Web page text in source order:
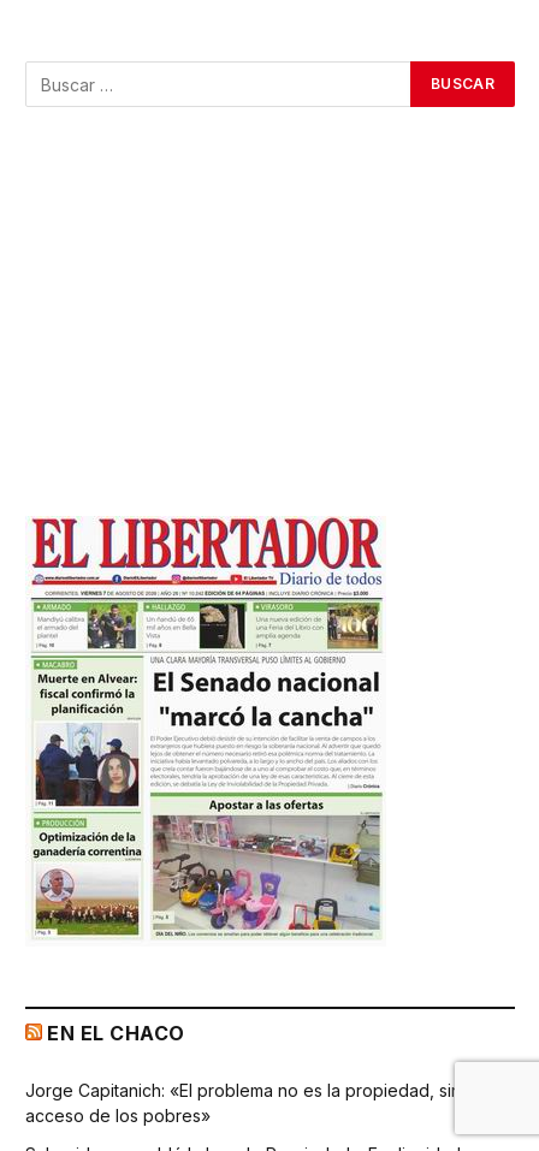
EN EL CHACO
Jorge Capitanich: «El problema no es la propiedad, sino el
acceso de los pobres»